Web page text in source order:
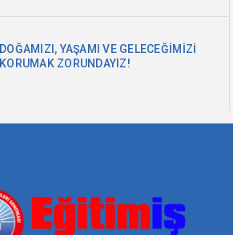
DOĞAMIZI, YAŞAMI VE GELECEĞİMİZİ
KORUMAK ZORUNDAYIZ!